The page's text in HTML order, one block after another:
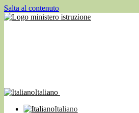
Salta al contenuto
Italiano
Italiano